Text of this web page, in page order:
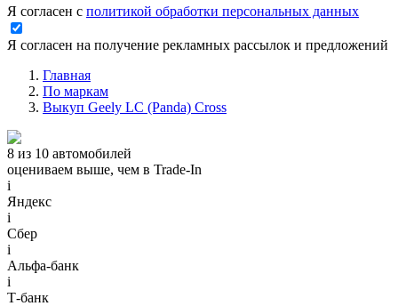
Я согласен с политикой обработки персональных данных
Я согласен на получение рекламных рассылок и предложений
Главная
По маркам
Выкуп Geely LC (Panda) Cross
8 из 10 автомобилей
оцениваем выше, чем в Trade‑In
i
Яндекс
i
Сбер
i
Альфа-банк
i
Т-банк